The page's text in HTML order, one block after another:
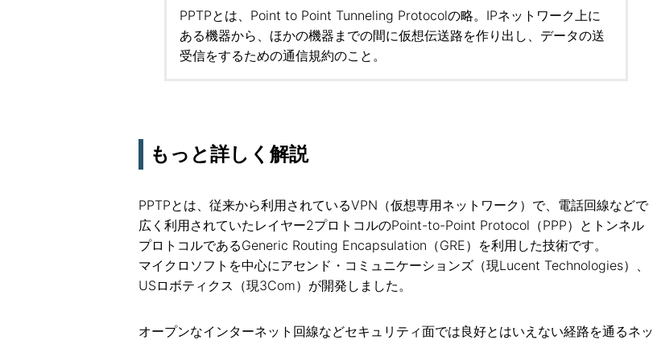
PPTPとは、Point to Point Tunneling Protocolの略。IPネットワーク上に
ある機器から、ほかの機器までの間に仮想伝送路を作り出し、データの送
受信をするための通信規約のこと。
もっと詳しく解説
PPTPとは、従来から利用されているVPN（仮想専用ネットワーク）で、電話回線などで
広く利用されていたレイヤー2プロトコルのPoint-to-Point Protocol（PPP）とトンネル
プロトコルであるGeneric Routing Encapsulation（GRE）を利用した技術です。
マイクロソフトを中心にアセンド・コミュニケーションズ（現Lucent Technologies）、
USロボティクス（現3Com）が開発しました。
オープンなインターネット回線などセキュリティ面では良好とはいえない経路を通るネッ